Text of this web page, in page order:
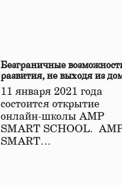
Безграничные
развития, не выходя из
11 января 2021 года
состоится открытие
онлайн-школы АМР
SMART SCHOOL.
SMART…